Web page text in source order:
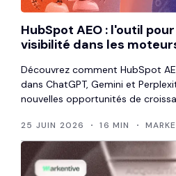
HubSpot AEO : l'outil
visibilité dans les
Découvrez comment HubSpot
dans ChatGPT, Gemini et
nouvelles opportunités de
25 JUIN 2026 16 MIN